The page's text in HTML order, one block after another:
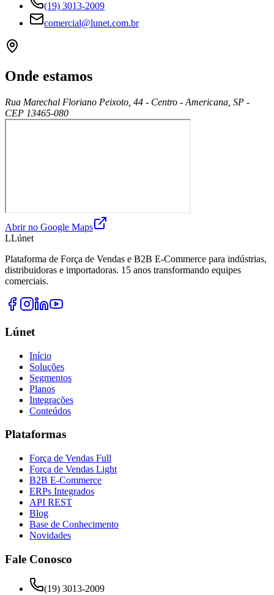
(19) 3013-2009
comercial@lunet.com.br
Onde estamos
Rua Marechal Floriano Peixoto, 44 - Centro - Americana, SP -
CEP 13465-080
Abrir no Google Maps
LLúnet
Plataforma de Força de Vendas e B2B E-Commerce para indústrias,
distribuidoras e importadoras. 15 anos transformando equipes
comerciais.
Lúnet
Início
Soluções
Segmentos
Planos
Integrações
Conteúdos
Plataformas
Força de Vendas Full
Força de Vendas Light
B2B E-Commerce
ERPs Integrados
API REST
Blog
Base de Conhecimento
Novidades
Fale Conosco
(19) 3013-2009